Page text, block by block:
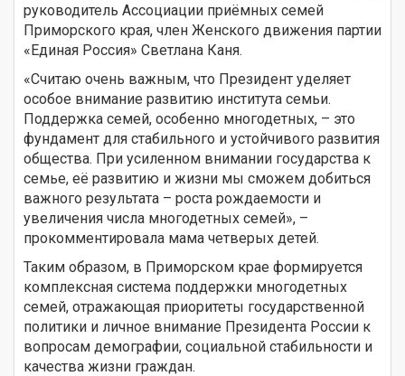
руководитель Ассоциации приёмных семей
Приморского края, член Женского движения партии
«Единая Россия» Светлана Каня.
«Считаю очень важным, что Президент уделяет
особое внимание развитию института семьи.
Поддержка семей, особенно многодетных, – это
фундамент для стабильного и устойчивого развития
общества. При усиленном внимании государства к
семье, её развитию и жизни мы сможем добиться
важного результата – роста рождаемости и
увеличения числа многодетных семей», –
прокомментировала мама четверых детей.
Таким образом, в Приморском крае формируется
комплексная система поддержки многодетных
семей, отражающая приоритеты государственной
политики и личное внимание Президента России к
вопросам демографии, социальной стабильности и
качества жизни граждан.